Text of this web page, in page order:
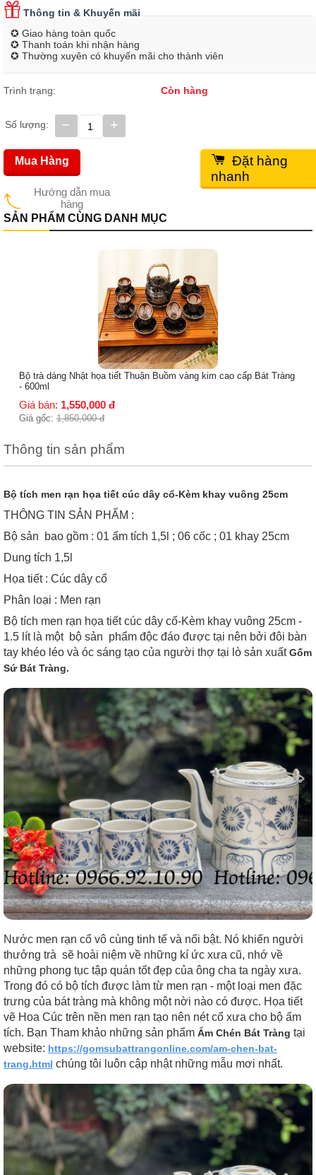
Thông tin & Khuyến mãi
✪ Giao hàng toàn quốc
✪ Thanh toán khi nhận hàng
✪ Thường xuyên có khuyến mãi cho thành viên
Trình trạng: Còn hàng
Số lượng: +
−
Hướng dẫn mua
hàng
Mua Hàng
Đặt hàng
nhanh
SẢN PHẨM CÙNG DANH MỤC
Bát Tràng
Bộ ấm chén men rạn cổ dáng siêu quai đồng ( Ko
Giá bán:800,000 đ
Giá gốc:900,000 đ
Thông tin sản phẩm
Bộ tích men rạn họa tiết cúc dây cổ-Kèm khay vuông 25cm
THÔNG TIN SẢN PHẨM :
Bộ sản bao gồm : 01 ấm tích 1,5l ; 06 cốc ; 01 khay 25cm
Dung tích 1,5l
Họa tiết : Cúc dây cổ
Phân loại : Men rạn
Bộ tích men rạn họa tiết cúc dây cổ-Kèm khay vuông 25cm -
1.5 lít là một bộ sản phẩm độc đáo được tại nên bởi đôi bàn
tay khéo léo và óc sáng tạo của người thợ tại lò sản xuấtGốm
Sứ Bát Tràng.
Nước men rạn cổ vô cùng tinh tế và nổi bật. Nó khiến người
thưởng trà sẽ hoài niệm về những kí ức xưa cũ, nhớ về
những phong tục tập quán tốt đẹp của ông cha ta ngày xưa.
Trong đó có bộ tích được làm từ men rạn - một loại men đặc
trưng của bát tràng mà không một nời nào có được. Họa tiết
vẽ Hoa Cúc trên nền men rạn tạo nên nét cổ xưa cho bộ ấm
tích. Bạn Tham khảo những sản phẩm Ấm Chén Bát Tràng tại
website: https://gomsubattrangonline.com/am-chen-bat-
trang.html chúng tôi luôn cập nhật những mẫu mơi nhất.